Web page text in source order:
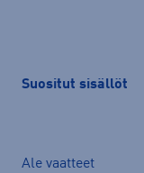
Suositut sisällöt
Ale vaatteet